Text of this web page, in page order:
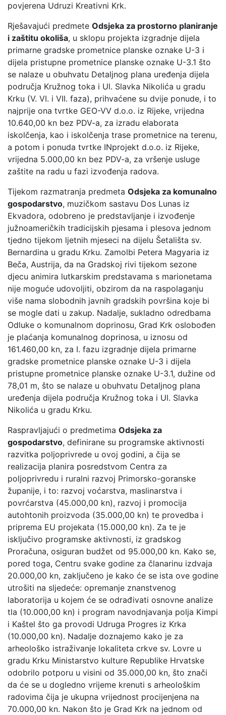
povjerena Udruzi Kreativni Krk.
Rješavajući predmete Odsjeka za prostorno planiranje
i zaštitu okoliša, u sklopu projekta izgradnje dijela
primarne gradske prometnice planske oznake U-3 i
dijela pristupne prometnice planske oznake U-3.1 što
se nalaze u obuhvatu Detaljnog plana uređenja dijela
područja Kružnog toka i Ul. Slavka Nikolića u gradu
Krku (V. VI. i VII. faza), prihvaćene su dvije ponude, i to
najprije ona tvrtke GEO-VV d.o.o. iz Rijeke, vrijedna
10.640,00 kn bez PDV-a, za izradu elaborata
iskolčenja, kao i iskolčenja trase prometnice na terenu,
a potom i ponuda tvrtke INprojekt d.o.o. iz Rijeke,
vrijedna 5.000,00 kn bez PDV-a, za vršenje usluge
zaštite na radu u fazi izvođenja radova.
Tijekom razmatranja predmeta Odsjeka za komunalno
gospodarstvo, muzičkom sastavu Dos Lunas iz
Ekvadora, odobreno je predstavljanje i izvođenje
južnoameričkih tradicijskih pjesama i plesova jednom
tjedno tijekom ljetnih mjeseci na dijelu Šetališta sv.
Bernardina u gradu Krku. Zamolbi Petera Magyaria iz
Beča, Austrija, da na Gradskoj rivi tijekom sezone
djecu animira lutkarskim predstavama s marionetama
nije moguće udovoljiti, obzirom da na raspolaganju
više nama slobodnih javnih gradskih površina koje bi
se mogle dati u zakup. Nadalje, sukladno odredbama
Odluke o komunalnom doprinosu, Grad Krk oslobođen
je plaćanja komunalnog doprinosa, u iznosu od
161.460,00 kn, za I. fazu izgradnje dijela primarne
gradske prometnice planske oznake U-3 i dijela
pristupne prometnice planske oznake U-3.1, dužine od
78,01 m, što se nalaze u obuhvatu Detaljnog plana
uređenja dijela područja Kružnog toka i Ul. Slavka
Nikolića u gradu Krku.
Raspravljajući o predmetima Odsjeka za
gospodarstvo, definirane su programske aktivnosti
razvitka poljoprivrede u ovoj godini, a čija se
realizacija planira posredstvom Centra za
poljoprivredu i ruralni razvoj Primorsko-goranske
županije, i to: razvoj voćarstva, maslinarstva i
povrćarstva (45.000,00 kn), razvoj i promocija
autohtonih proizvoda (35.000,00 kn) te provedba i
priprema EU projekata (15.000,00 kn). Za te je
isključivo programske aktivnosti, iz gradskog
Proračuna, osiguran budžet od 95.000,00 kn. Kako se,
pored toga, Centru svake godine za članarinu izdvaja
20.000,00 kn, zaključeno je kako će se ista ove godine
utrošiti na sljedeće: opremanje znanstvenog
laboratorija u kojem će se odrađivati osnovne analize
tla (10.000,00 kn) i program navodnjavanja polja Kimpi
i Kaštel što ga provodi Udruga Progres iz Krka
(10.000,00 kn). Nadalje doznajemo kako je za
arheološko istraživanje lokaliteta crkve sv. Lovre u
gradu Krku Ministarstvo kulture Republike Hrvatske
odobrilo potporu u visini od 35.000,00 kn, što znači
da će se u dogledno vrijeme krenuti s arheološkim
radovima čija je ukupna vrijednost procijenjena na
70.000,00 kn. Nakon što je Grad Krk na jednom od